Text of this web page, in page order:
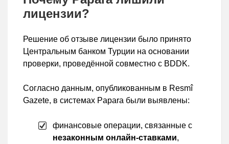
лицензии?
Решение об отзыве лицензии было принято
Центральным банком Турции на основании
проверки, проведённой совместно с BDDK.
Согласно данным, опубликованным в Resmî
Gazete, в системах Papara были выявлены:
финансовые операции, связанные с
незаконным онлайн-ставками,